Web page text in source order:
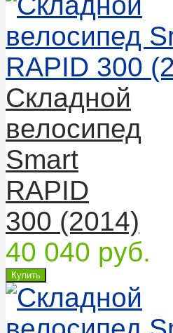
Складной
велосипед
Smart
RAPID
300 (2014)
40 040 руб.